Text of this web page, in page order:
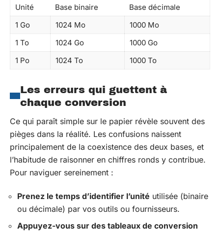
Unité Base binaire
Base décimale
1 Go
1024 Mo
1000 Mo
1 To
1024 Go
1000 Go
1 Po
1024 To 1000 To
Les erreurs qui guettent à
chaque conversion
Ce qui paraît simple sur le papier révèle souvent des
pièges dans la réalité. Les confusions naissent
principalement de la coexistence des deux bases, et
l’habitude de raisonner en chiffres ronds y contribue.
Pour naviguer sereinement :
Prenez le temps d’identifier l’unité utilisée (binaire
ou décimale) par vos outils ou fournisseurs.
Appuyez-vous sur des tableaux de conversion